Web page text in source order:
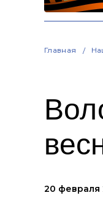
Главная
20 февраля